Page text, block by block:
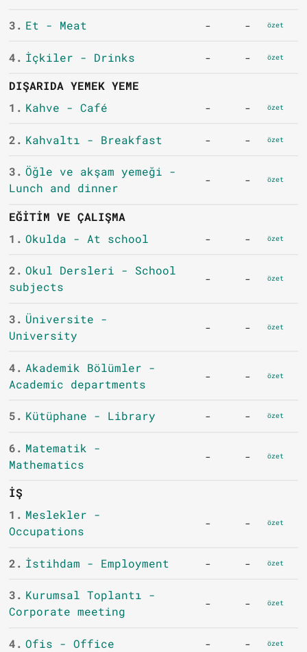
3. Et - Meat - - özet
4. İçkiler - Drinks - - özet
DIŞARIDA YEMEK YEME
1. Kahve - Café - - özet
2. Kahvaltı - Breakfast - - özet
3. Öğle ve akşam yemeği -
Lunch and dinner
- - özet
EĞITIM VE ÇALIŞMA
1. Okulda - At school - - özet
2. Okul Dersleri - School
subjects
- - özet
3. Üniversite -
University
- - özet
4. Akademik Bölümler -
Academic departments
- - özet
5. Kütüphane - Library - - özet
6. Matematik -
Mathematics
- - özet
İŞ
1. Meslekler -
Occupations
- - özet
2. İstihdam - Employment - - özet
3. Kurumsal Toplantı -
Corporate meeting
- - özet
4. Ofis - Office - - özet